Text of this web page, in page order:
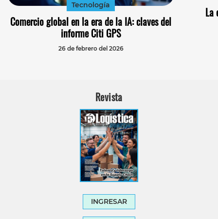
Tecnología
Comercio global en la era de la IA: claves del
informe Citi GPS
26 de febrero del 2026
La
Revista
INGRESAR